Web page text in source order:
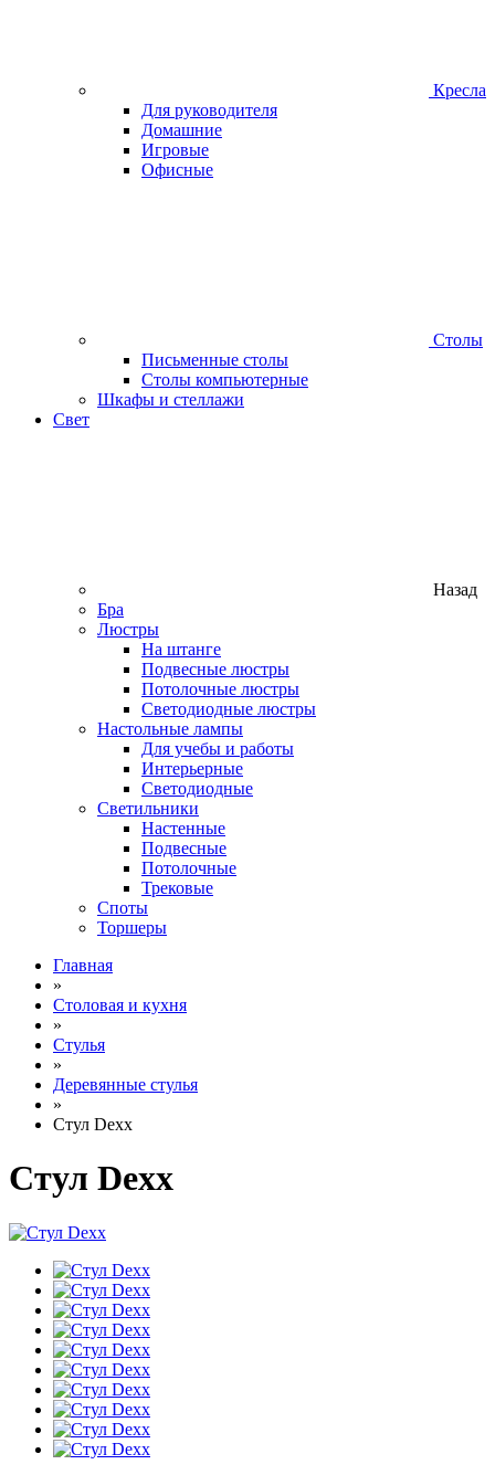
Кресла
Для руководителя
Домашние
Игровые
Офисные
Столы
Письменные столы
Столы компьютерные
Шкафы и стеллажи
Свет
Назад
Бра
Люстры
На штанге
Подвесные люстры
Потолочные люстры
Светодиодные люстры
Настольные лампы
Для учебы и работы
Интерьерные
Светодиодные
Светильники
Настенные
Подвесные
Потолочные
Трековые
Споты
Торшеры
Главная
»
Столовая и кухня
»
Стулья
»
Деревянные стулья
»
Стул Dexx
Стул Dexx